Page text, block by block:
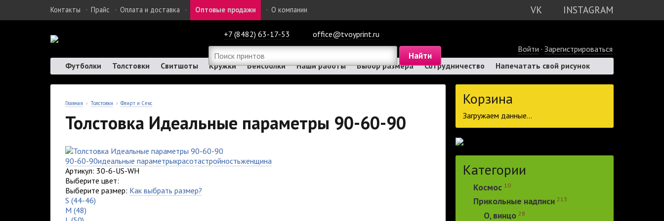
VK INSTAGRAM
Контакты · Прайс · Оплата и доставка · Оптовые продажи · О компании
+7 (8482) 63-17-53
office@tvoyprint.ru
Войти · Зарегистрироваться
Футболки
Толстовки Свитшоты Кружки Бейсболки Наши работы Выбор размера Сотрудничество Напечатать свой рисунок
Главная › Толстовки › Флирт и Секс
Толстовка Идеальные параметры 90-60-90
90-60-90идеальные параметрыкрасотастройностьженщина
Артикул: 30-6-US-WH
Выберите цвет:
Выберите размер: Как выбрать размер?
S (44-46)
M (48)
Корзина
Загружаем данные...
Категории
Космос 10
Прикольные надписи 213
О, винцо 28